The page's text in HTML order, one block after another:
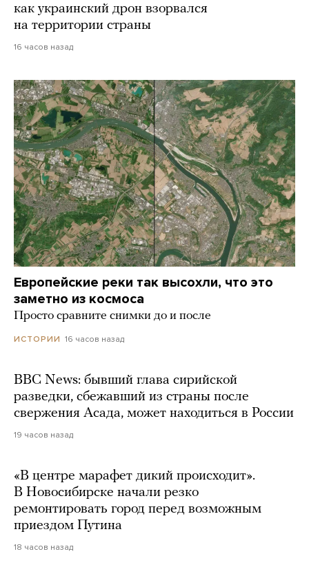
как украинский дрон взорвался
на территории страны
16 часов назад
Европейские реки так высохли, что это
заметно из космоса
Просто сравните снимки до и после
ИСТОРИИ 16 часов назад
BBC News: бывший глава сирийской
разведки, сбежавший из страны после
свержения Асада, может находиться в России
19 часов назад
«В центре марафет дикий происходит».
В Новосибирске начали резко
ремонтировать город перед возможным
приездом Путина
18 часов назад